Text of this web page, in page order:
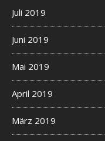
Juli 2019
Juni 2019
Mai 2019
April 2019
März 2019